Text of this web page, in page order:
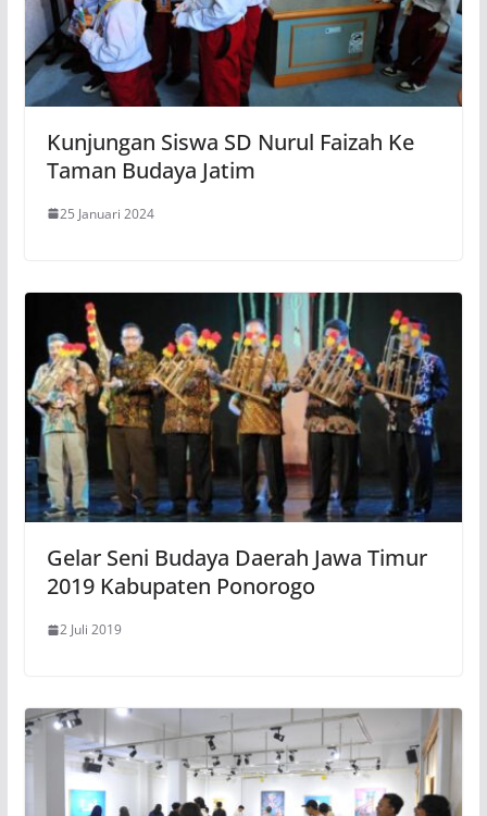
Kunjungan Siswa SD Nurul Faizah Ke
Taman Budaya Jatim
25 Januari 2024
Gelar Seni Budaya Daerah Jawa Timur
2019 Kabupaten Ponorogo
2 Juli 2019